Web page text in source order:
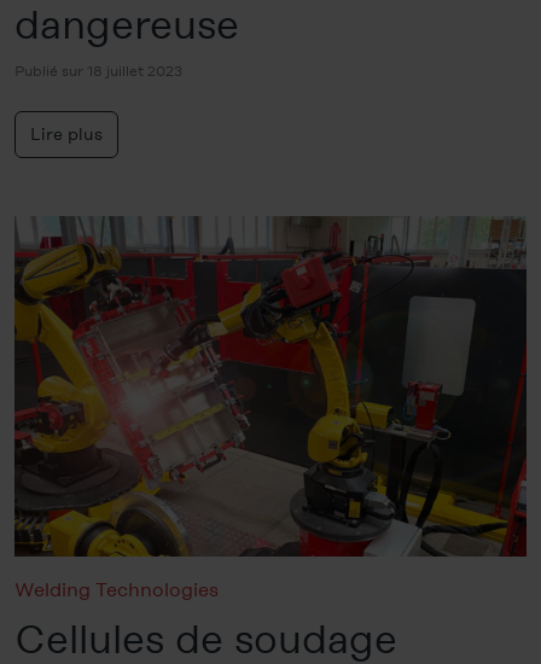
dangereuse
Publié sur 18 juillet 2023
Lire plus
Welding Technologies
Cellules de soudage